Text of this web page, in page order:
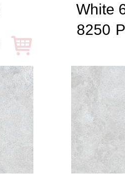
White
8250